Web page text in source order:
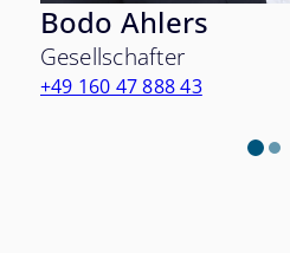
Bodo Ahlers
Gesellschafter
+49 160 47 888 43